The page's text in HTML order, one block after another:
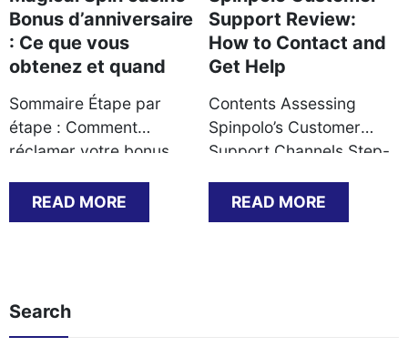
Bonus d’anniversaire
: Ce que vous
obtenez et quand
Sommaire Étape par
étape : Comment
réclamer votre bonus
vous recevez : types de
bonus et conditions de
solutions lors de la
réclamation Délais
READ MORE
Support Review:
How to Contact and
Get Help
Contents Assessing
Spinpolo’s Customer
Support Channels Step-
Contacting Support
Successfully Common
READ MORE
Search